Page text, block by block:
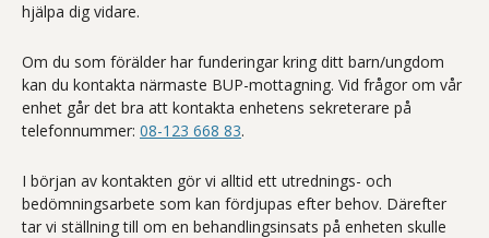
hjälpa dig vidare.
Om du som förälder har funderingar kring ditt barn/ungdom
kan du kontakta närmaste BUP-mottagning. Vid frågor om vår
enhet går det bra att kontakta enhetens sekreterare på
telefonnummer: 08-123 668 83.
I början av kontakten gör vi alltid ett utrednings- och
bedömningsarbete som kan fördjupas efter behov. Därefter
tar vi ställning till om en behandlingsinsats på enheten skulle